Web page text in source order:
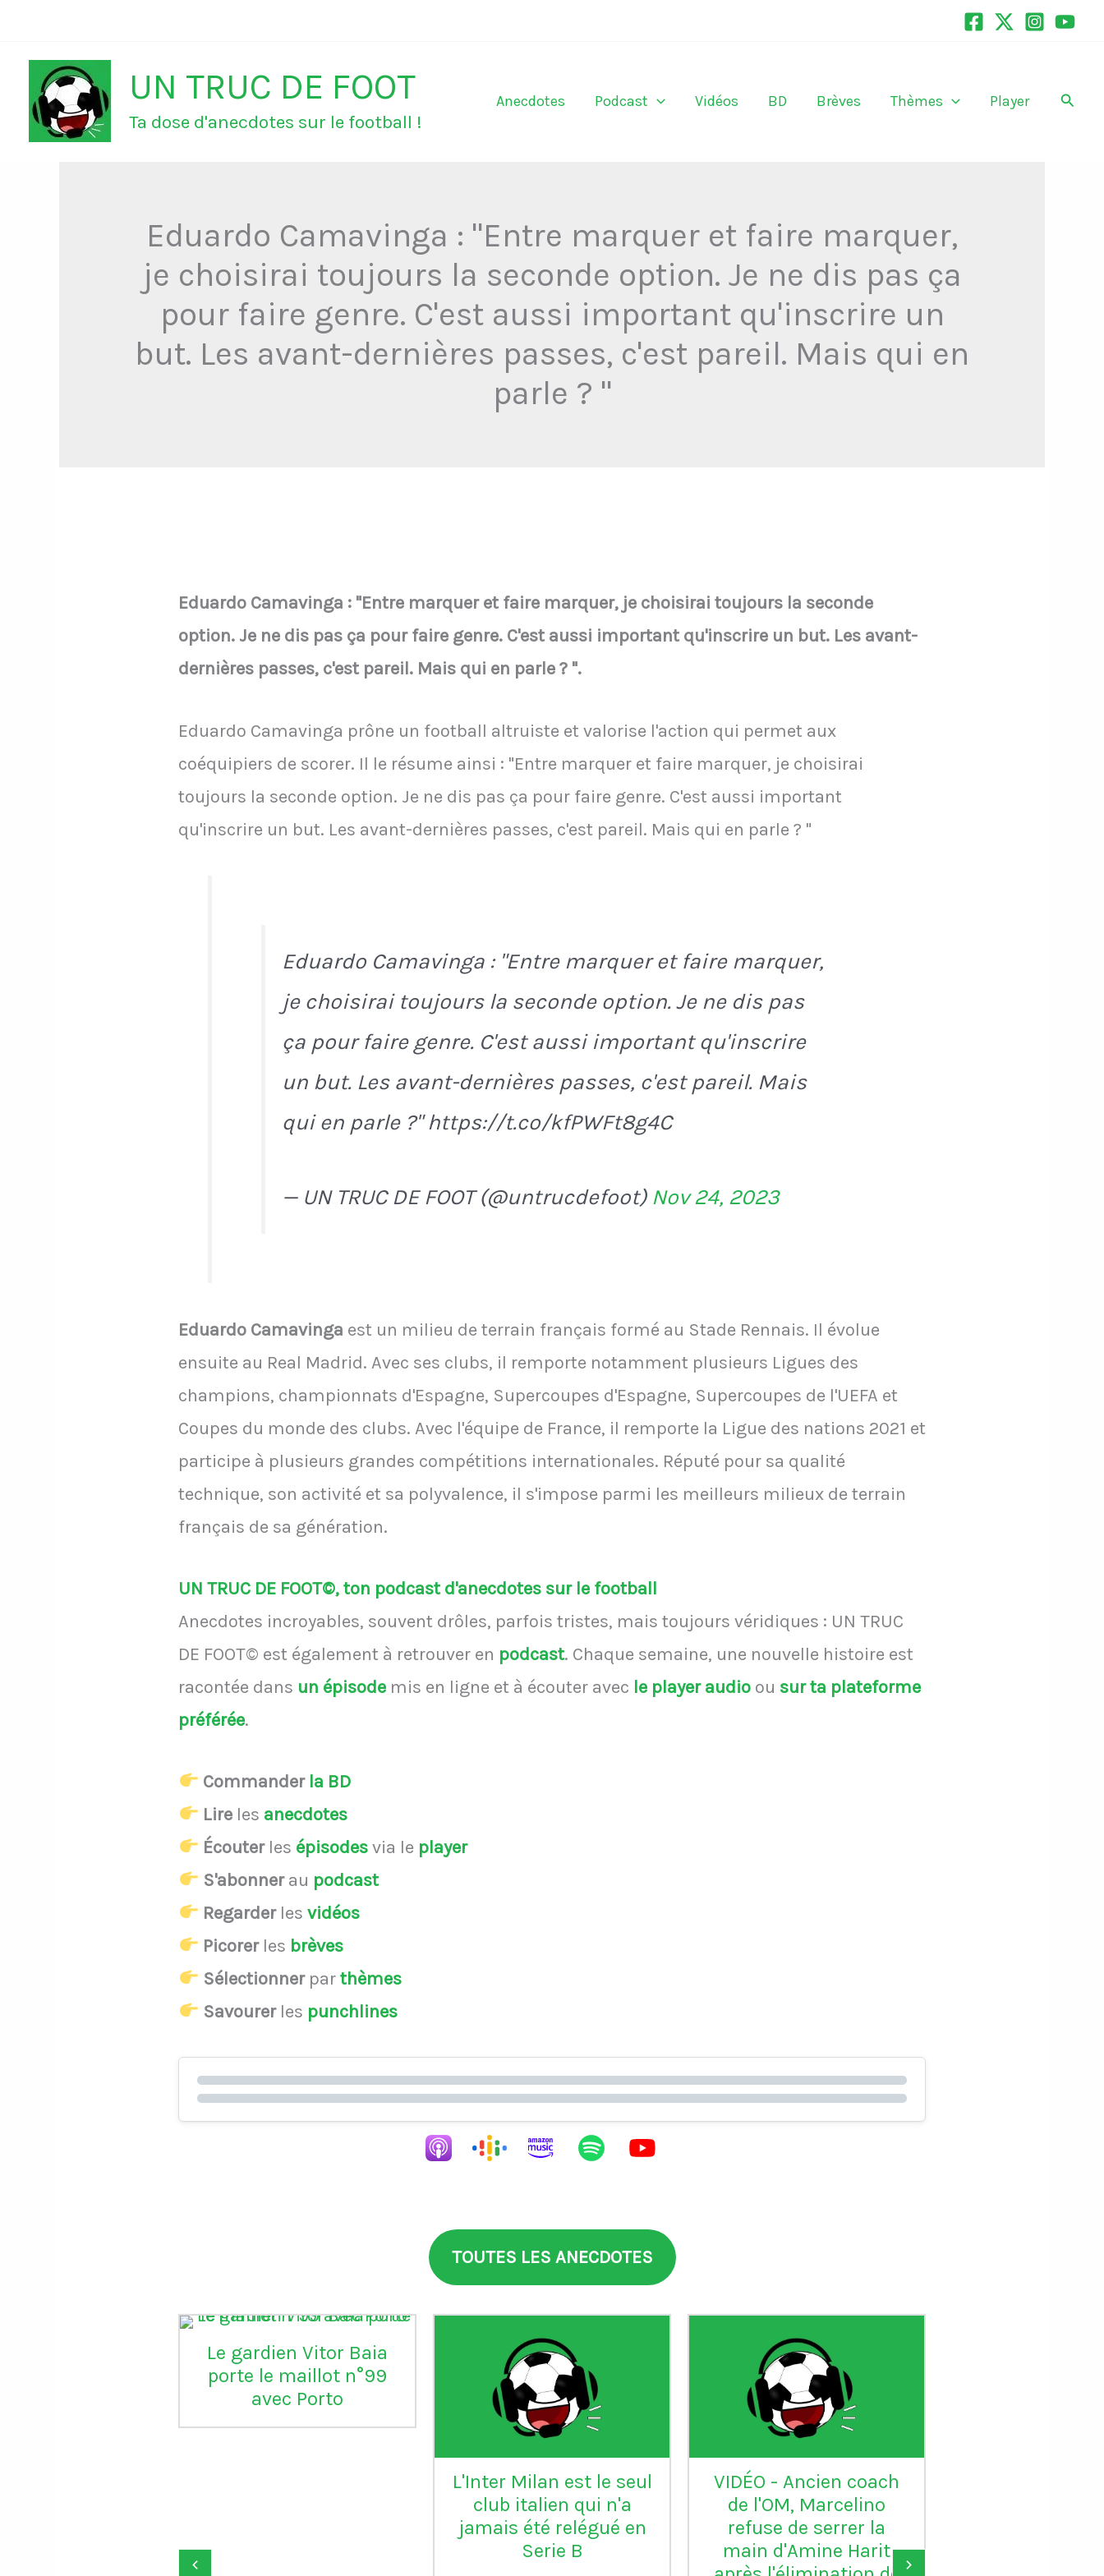
contenu
UN TRUC DE FOOT
Ta dose d'anecdotes sur le football !
Anecdotes Podcast Vidéos BD Brèves Thèmes Player
Eduardo Camavinga : "Entre marquer et faire marquer,
je choisirai toujours la seconde option. Je ne dis pas ça
pour faire genre. C'est aussi important qu'inscrire un
but. Les avant-dernières passes, c'est pareil. Mais qui en
parle ? "
Eduardo Camavinga : "Entre marquer et faire marquer, je choisirai toujours la seconde
option. Je ne dis pas ça pour faire genre. C'est aussi important qu'inscrire un but. Les avant-
dernières passes, c'est pareil. Mais qui en parle ? ".
Eduardo Camavinga prône un football altruiste et valorise l'action qui permet aux
coéquipiers de scorer. Il le résume ainsi : "Entre marquer et faire marquer, je choisirai
toujours la seconde option. Je ne dis pas ça pour faire genre. C'est aussi important
qu'inscrire un but. Les avant-dernières passes, c'est pareil. Mais qui en parle ? "
Eduardo Camavinga : "Entre marquer et faire marquer,
je choisirai toujours la seconde option. Je ne dis pas
ça pour faire genre. C'est aussi important qu'inscrire
un but. Les avant-dernières passes, c'est pareil. Mais
qui en parle ?" https://t.co/kfPWFt8g4C
— UN TRUC DE FOOT (@untrucdefoot) Nov 24, 2023
Eduardo Camavinga est un milieu de terrain français formé au Stade Rennais. Il évolue
ensuite au Real Madrid. Avec ses clubs, il remporte notamment plusieurs Ligues des
champions, championnats d'Espagne, Supercoupes d'Espagne, Supercoupes de l'UEFA et
Coupes du monde des clubs. Avec l'équipe de France, il remporte la Ligue des nations 2021 et
participe à plusieurs grandes compétitions internationales. Réputé pour sa qualité
technique, son activité et sa polyvalence, il s'impose parmi les meilleurs milieux de terrain
français de sa génération.
UN TRUC DE FOOT©, ton podcast d'anecdotes sur le football
Anecdotes incroyables, souvent drôles, parfois tristes, mais toujours véridiques : UN TRUC
DE FOOT© est également à retrouver en podcast. Chaque semaine, une nouvelle histoire est
racontée dans un épisode mis en ligne et à écouter avec le player audio ou sur ta plateforme
préférée.
Commander la BD
Lire les anecdotes
Écouterles épisodesvia le player
S'abonnerau podcast
Regarderlesvidéos
Picorerles brèves
Sélectionnerparthèmes
Savourerles punchlines
TOUTES LES ANECDOTES
Le gardien Vitor Baia
porte le maillot n°99
avec Porto
L'Inter Milan est le seul
club italien qui n'a
jamais été relégué en
Serie B
VIDÉO - Ancien coach
de l'OM, Marcelino
refuse de serrer la
main d'Amine Harit
‹ ›